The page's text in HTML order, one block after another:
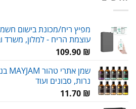
מפיץ ריח/מכונת בישום
עוצמת הריח - למלון, משרד
109.90 ₪
נרות, סבונים ועוד
11.70 ₪